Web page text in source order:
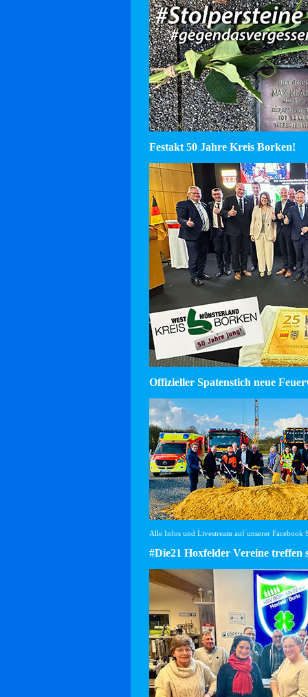
Festakt 50 Jahre Kreis Borken!
Offizieller Spatenstich neue
Alle Infos und Livestream auf unserer Facebook
#Die21 Hoxfelder Vereine treffen